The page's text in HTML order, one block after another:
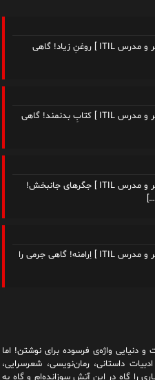
هادی احمدی (سروش): [ نویسنده، شاعر و مدرس ITIL ] روغنِ زیاد! گاهی
هادی احمدی (سروش): [ نویسنده، شاعر و مدرس ITIL ] کتابِ بدنمند! گاهی
هادی احمدی (سروش): [ نویسنده، شاعر و مدرس ITIL ] جگرهای جانبخش!
هادی احمدی (سروش): [ نویسنده، شاعر و مدرس ITIL ] اِرامنه! گاهی جرمی را
واژه‌‌ی فرسوده برای نوشتن! اما
داستانی، رمان‌نویسی، شعرسرایی،